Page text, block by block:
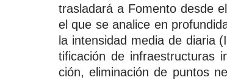
trasladará a Fomento desde
el que se analice en
la intensidad media de diaria
tificación de infraestructuras
ción, eliminación de puntos